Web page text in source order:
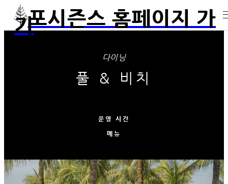
포시즌스 홈페이지 가
기
다이닝
풀 & 비치
운영 시간
메뉴